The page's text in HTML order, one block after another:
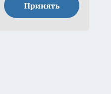
Принять